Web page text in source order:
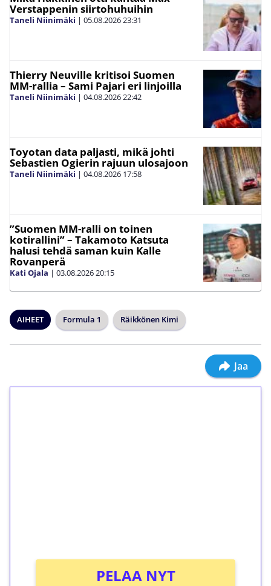
Verstappenin siirtohuhuihin
Taneli Niinimäki | 05.08.202623:31
Thierry Neuville kritisoi Suomen
MM-rallia – Sami Pajari eri linjoilla
Taneli Niinimäki | 04.08.202622:42
Toyotan data paljasti, mikä johti
Sebastien Ogierin rajuun ulosajoon
Taneli Niinimäki | 04.08.2026 17:58
”Suomen MM-ralli on toinen
kotirallini” – Takamoto Katsuta
halusi tehdä saman kuin Kalle
Rovanperä
Kati Ojala | 03.08.202620:15
AIHEET Formula 1 Räikkönen Kimi
Jaa
PELAA NYT